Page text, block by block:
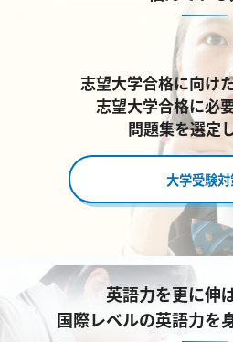
志望大学合格に向け
志望大学合格に必
問題集を選定
大学受験
英語力を更に伸
国際レベルの英語力を